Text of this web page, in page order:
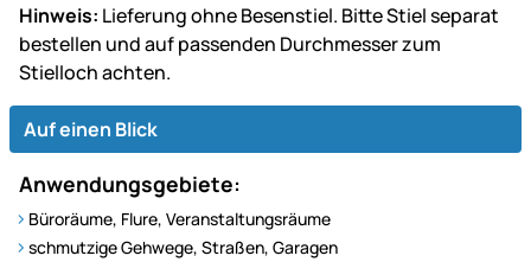
Hinweis: Lieferung ohne Besenstiel. Bitte Stiel separat
bestellen und auf passenden Durchmesser zum
Stielloch achten.
Auf einen Blick
Anwendungsgebiete:
Büroräume, Flure, Veranstaltungsräume
schmutzige Gehwege, Straßen, Garagen